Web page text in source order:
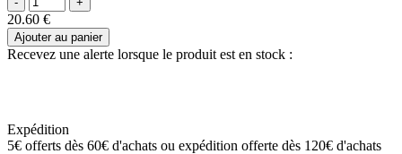
20.60 €
Ajouter au panier
Recevez une alerte lorsque le produit est en stock :
Expédition
5€ offerts dès 60€ d'achats ou expédition offerte dès 120€ d'achats